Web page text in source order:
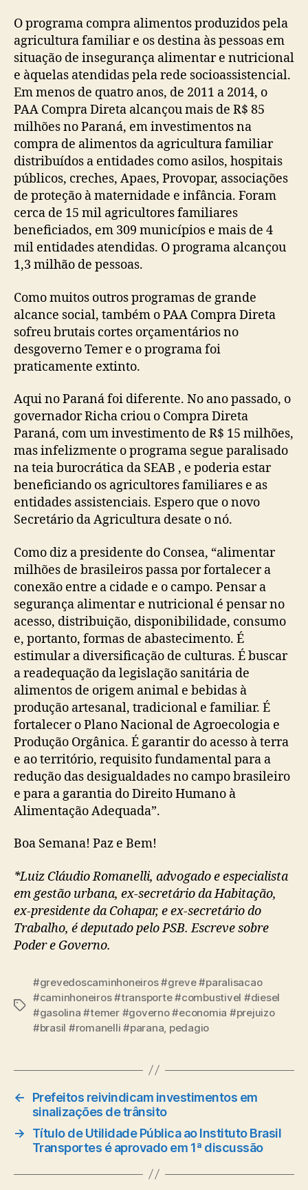
O programa compra alimentos produzidos pela
agricultura familiar e os destina às pessoas em
situação de insegurança alimentar e nutricional
e àquelas atendidas pela rede socioassistencial.
Em menos de quatro anos, de 2011 a 2014, o
PAA Compra Direta alcançou mais de R$ 85
milhões no Paraná, em investimentos na
compra de alimentos da agricultura familiar
distribuídos a entidades como asilos, hospitais
públicos, creches, Apaes, Provopar, associações
de proteção à maternidade e infância. Foram
cerca de 15 mil agricultores familiares
beneficiados, em 309 municípios e mais de 4
mil entidades atendidas. O programa alcançou
1,3 milhão de pessoas.
Como muitos outros programas de grande
alcance social, também o PAA Compra Direta
sofreu brutais cortes orçamentários no
desgoverno Temer e o programa foi
praticamente extinto.
Aqui no Paraná foi diferente. No ano passado, o
governador Richa criou o Compra Direta
Paraná, com um investimento de R$ 15 milhões,
mas infelizmente o programa segue paralisado
na teia burocrática da SEAB , e poderia estar
beneficiando os agricultores familiares e as
entidades assistenciais. Espero que o novo
Secretário da Agricultura desate o nó.
Como diz a presidente do Consea, “alimentar
milhões de brasileiros passa por fortalecer a
conexão entre a cidade e o campo. Pensar a
segurança alimentar e nutricional é pensar no
acesso, distribuição, disponibilidade, consumo
e, portanto, formas de abastecimento. É
estimular a diversificação de culturas. É buscar
a readequação da legislação sanitária de
alimentos de origem animal e bebidas à
produção artesanal, tradicional e familiar. É
fortalecer o Plano Nacional de Agroecologia e
Produção Orgânica. É garantir do acesso à terra
e ao território, requisito fundamental para a
redução das desigualdades no campo brasileiro
e para a garantia do Direito Humano à
Alimentação Adequada”.
Boa Semana! Paz e Bem!
*Luiz Cláudio Romanelli, advogado e especialista
em gestão urbana, ex-secretário da Habitação,
ex-presidente da Cohapar, e ex-secretário do
Trabalho, é deputado pelo PSB. Escreve sobre
Poder e Governo.
Tags
#grevedoscaminhoneiros #greve #paralisacao
#caminhoneiros #transporte #combustivel #diesel
#gasolina #temer #governo #economia #prejuizo
#brasil #romanelli #parana pedagio
←
Prefeitos reivindicam investimentos em
sinalizações de trânsito
→
Título de Utilidade Pública ao Instituto Brasil
Transportes é aprovado em 1ª discussão